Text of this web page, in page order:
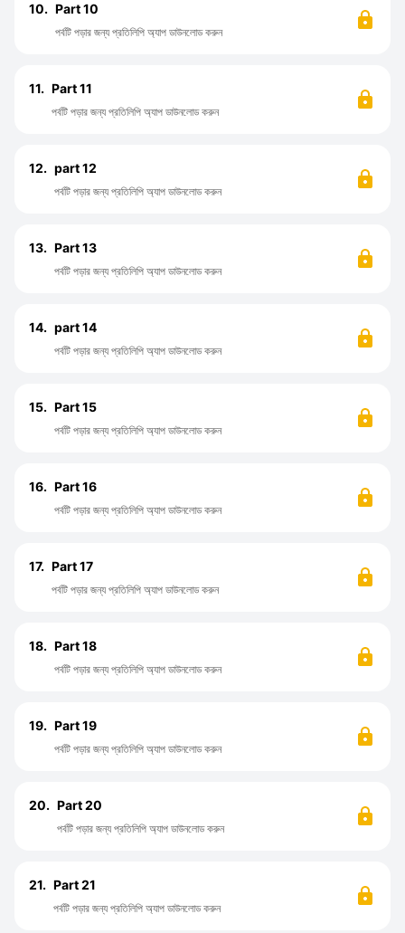
10. Part 10
পর্বটি পড়ার জন্য প্রতিলিপি অ্যাপ ডাউনলোড করুন
11. Part 11
পর্বটি পড়ার জন্য প্রতিলিপি অ্যাপ ডাউনলোড করুন
12. part 12
পর্বটি পড়ার জন্য প্রতিলিপি অ্যাপ ডাউনলোড করুন
13. Part 13
পর্বটি পড়ার জন্য প্রতিলিপি অ্যাপ ডাউনলোড করুন
14. part 14
পর্বটি পড়ার জন্য প্রতিলিপি অ্যাপ ডাউনলোড করুন
15. Part 15
পর্বটি পড়ার জন্য প্রতিলিপি অ্যাপ ডাউনলোড করুন
16. Part 16
পর্বটি পড়ার জন্য প্রতিলিপি অ্যাপ ডাউনলোড করুন
17. Part 17
পর্বটি পড়ার জন্য প্রতিলিপি অ্যাপ ডাউনলোড করুন
18. Part 18
পর্বটি পড়ার জন্য প্রতিলিপি অ্যাপ ডাউনলোড করুন
19. Part 19
পর্বটি পড়ার জন্য প্রতিলিপি অ্যাপ ডাউনলোড করুন
20. Part 20
পর্বটি পড়ার জন্য প্রতিলিপি অ্যাপ ডাউনলোড করুন
21. Part 21
পর্বটি পড়ার জন্য প্রতিলিপি অ্যাপ ডাউনলোড করুন